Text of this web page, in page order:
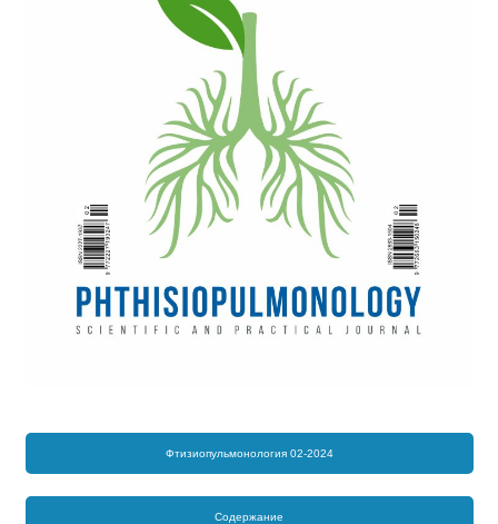
Фтизиопульмонология 02-2024
Содержание